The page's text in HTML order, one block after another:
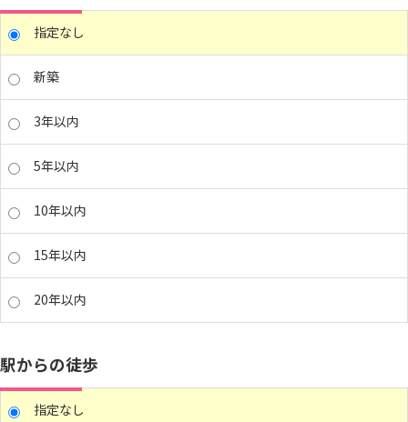
指定なし
新築
3年以内
5年以内
10年以内
15年以内
20年以内
駅からの徒歩
指定なし